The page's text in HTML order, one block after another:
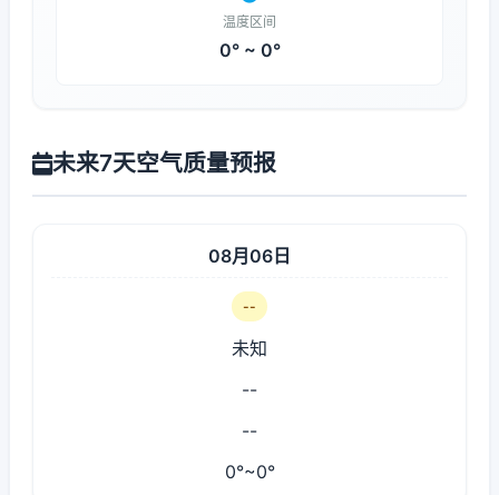
温度区间
0° ~ 0°
未来7天空气质量预报
08月06日
--
未知
--
--
0°~0°